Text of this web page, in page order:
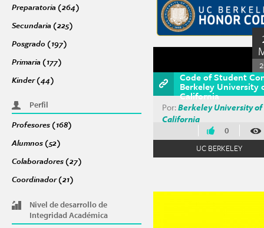
Preparatoria (264) Apply Preparatoria filter
Secundaria (225)
Posgrado (197)
Primaria (177)
Kinder (44)
Perfil
Profesores (168)
Alumnos (52)
Colaboradores (27) Apply Colaboradores filter
Coordinador (21)
Nivel de desarrollo de
Integridad Académica
Code of Student
Berkeley University
California
Por:Berkeley University of
California
0
UC BERKELEY